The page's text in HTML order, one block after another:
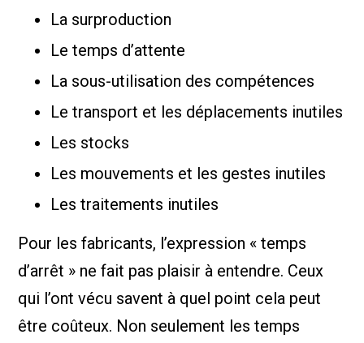
La surproduction
Le temps d’attente
La sous-utilisation des compétences
Le transport et les déplacements inutiles
Les stocks
Les mouvements et les gestes inutiles
Les traitements inutiles
Pour les fabricants, l’expression « temps
d’arrêt » ne fait pas plaisir à entendre. Ceux
qui l’ont vécu savent à quel point cela peut
être coûteux. Non seulement les temps